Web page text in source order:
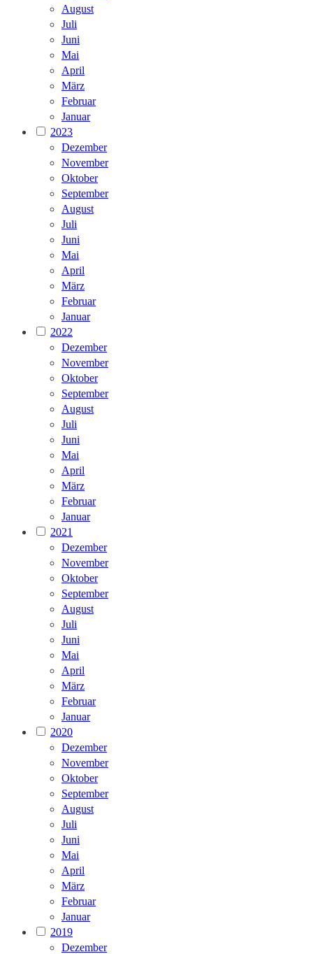
August
Juli
Juni
Mai
April
März
Februar
Januar
2023
Dezember
November
Oktober
September
August
Juli
Juni
Mai
April
März
Februar
Januar
2022
Dezember
November
Oktober
September
August
Juli
Juni
Mai
April
März
Februar
Januar
2021
Dezember
November
Oktober
September
August
Juli
Juni
Mai
April
März
Februar
Januar
2020
Dezember
November
Oktober
September
August
Juli
Juni
Mai
April
März
Februar
Januar
2019
Dezember